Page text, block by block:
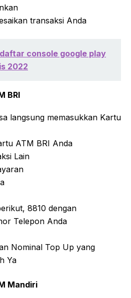
transaksi Anda
console google play
2022
BRI
langsung memasukkan Kartu
ATM BRI Anda
Lain
8810 dengan
Telepon Anda
Nominal Top Up yang
Ya
Mandiri